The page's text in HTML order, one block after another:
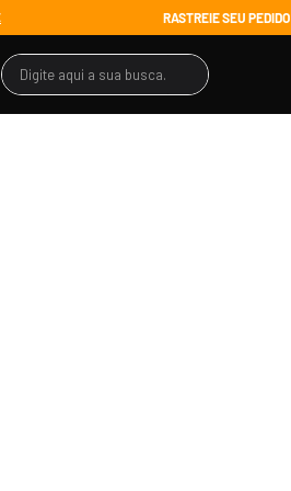
RASTREIE SEU PEDIDO
Digite aqui a sua busca...